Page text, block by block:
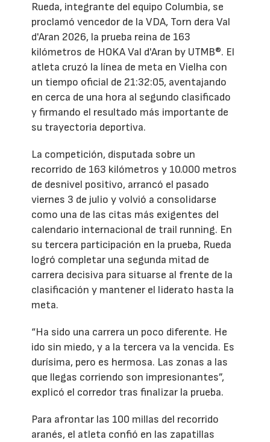
Rueda, integrante del equipo Columbia, se
proclamó vencedor de la VDA, Torn dera Val
d'Aran 2026, la prueba reina de 163
kilómetros de HOKA Val d'Aran by UTMB®. El
atleta cruzó la línea de meta en Vielha con
un tiempo oficial de 21:32:05, aventajando
en cerca de una hora al segundo clasificado
y firmando el resultado más importante de
su trayectoria deportiva.
La competición, disputada sobre un
recorrido de 163 kilómetros y 10.000 metros
de desnivel positivo, arrancó el pasado
viernes 3 de julio y volvió a consolidarse
como una de las citas más exigentes del
calendario internacional de trail running. En
su tercera participación en la prueba, Rueda
logró completar una segunda mitad de
carrera decisiva para situarse al frente de la
clasificación y mantener el liderato hasta la
meta.
“Ha sido una carrera un poco diferente. He
ido sin miedo, y a la tercera va la vencida. Es
durísima, pero es hermosa. Las zonas a las
que llegas corriendo son impresionantes”,
explicó el corredor tras finalizar la prueba.
Para afrontar las 100 millas del recorrido
aranés, el atleta confió en las zapatillas